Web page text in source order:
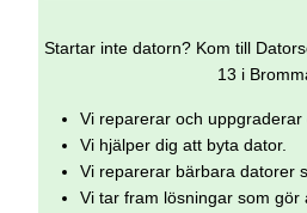
Startar inte datorn? Kom till
13 i
Vi reparerar och uppgraderar
Vi hjälper dig att byta dator.
Vi reparerar bärbara datorer
Vi tar fram lösningar som gör